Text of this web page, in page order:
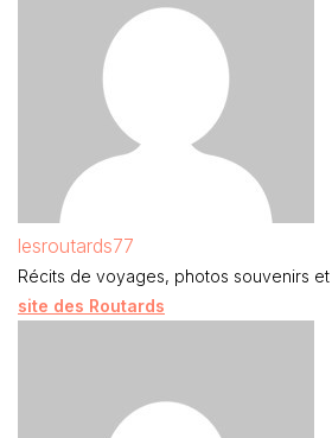
lesroutards77
Récits de voyages, photos souvenirs
site des Routards